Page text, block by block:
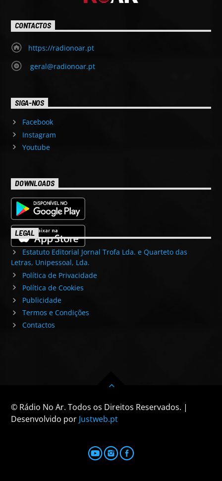
CONTACTOS
https://radionoar.pt
geral@radionoar.pt
SIGA-NOS
Facebook
Instagram
Youtube
DOWNLOADS
LEGAL
Estatuto Editorial Jornal Trofa Lda. e Quarteto das
Letras, Unipessoal, Lda.
Política de Privacidade
Política de Cookies
Publicidade
Termos e Condições
Contactos
© Rádio No Ar. Todos os Direitos Reservados. |
Desenvolvido por Justweb.pt